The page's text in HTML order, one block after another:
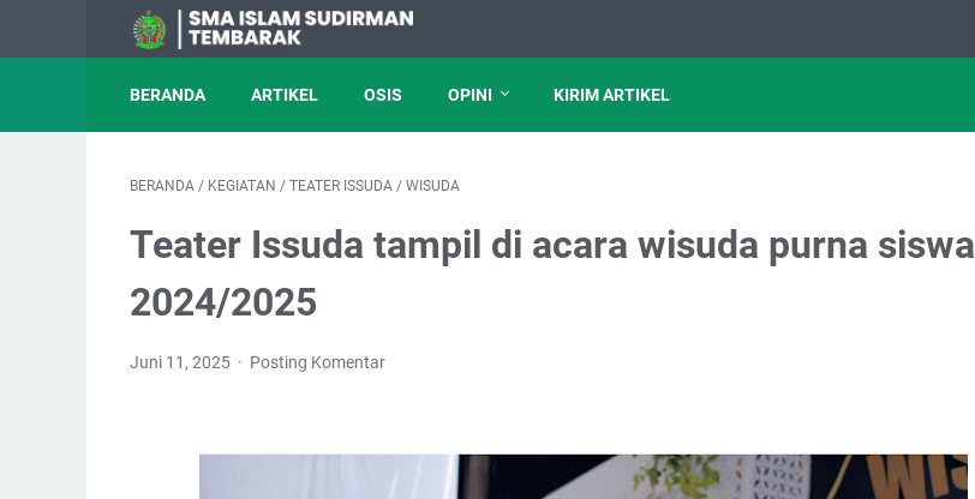
BERANDA ARTIKEL OSIS OPINI KIRIM ARTIKEL
BERANDA / KEGIATAN / TEATER ISSUDA / WISUDA
Teater Issuda tampil di acara wisuda purna siswa
2024/2025
Juni 11, 2025 Posting Komentar